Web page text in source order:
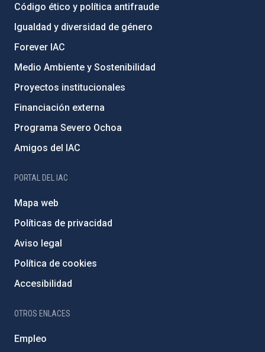
Código ético y política antifraude
Igualdad y diversidad de género
Forever IAC
Medio Ambiente y Sostenibilidad
Proyectos institucionales
Financiación externa
Programa Severo Ochoa
Amigos del IAC
PORTAL DEL IAC
Mapa web
Políticas de privacidad
Aviso legal
Política de cookies
Accesibilidad
OTROS ENLACES
Empleo